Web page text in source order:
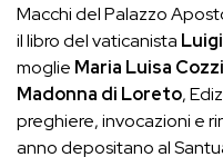
Macchi del Palazzo
il libro del vaticanista
moglie Maria Luisa
Madonna di Loreto,
preghiere, invocazioni e
anno depositano al